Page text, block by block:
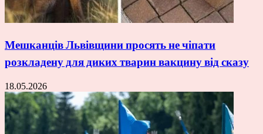
Мешканців Львівщини просять не чіпати
розкладену для диких тварин вакцину від сказу
18.05.2026